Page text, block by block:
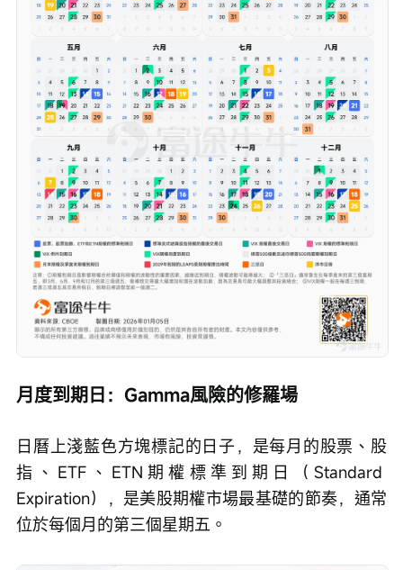
月度到期日：Gamma風險的修羅場
日曆上淺藍色方塊標記的日子，是每月的股票、股
指、ETF、ETN期權標準到期日（Standard
Expiration），是美股期權市場最基礎的節奏，通常
位於每個月的第三個星期五。